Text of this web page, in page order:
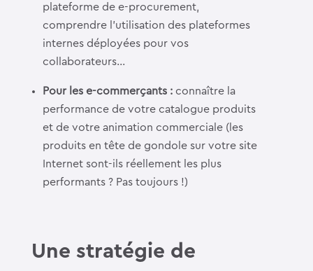
plateforme de e-procurement,
comprendre l’utilisation des plateformes
internes déployées pour vos
collaborateurs…
Pour les e-commerçants :connaître la
performance de votre catalogue produits
et de votre animation commerciale (les
produits en tête de gondole sur votre site
Internet sont-ils réellement les plus
performants ? Pas toujours !)
Une stratégie de